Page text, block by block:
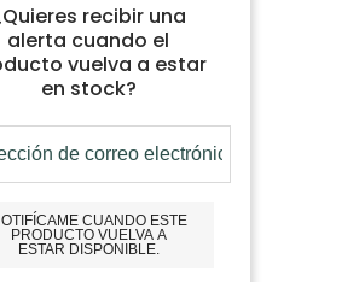
recibir una
alerta cuando el
vuelva a estar
en stock?
CUANDO ESTE
PRODUCTO VUELVA A
ESTAR DISPONIBLE.